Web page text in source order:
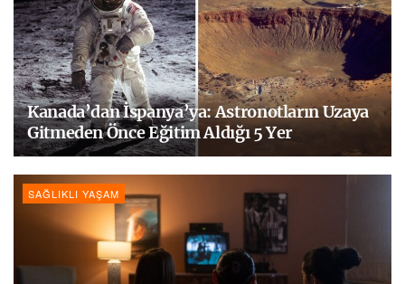
Kanada’dan İspanya’ya: Astronotların Uzaya
Gitmeden Önce Eğitim Aldığı 5 Yer
SAĞLIKLI YAŞAM